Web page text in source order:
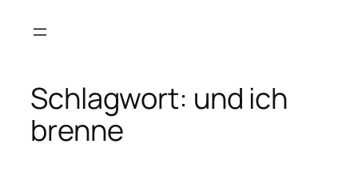
Inhalt
Schlagwort: und ich
brenne